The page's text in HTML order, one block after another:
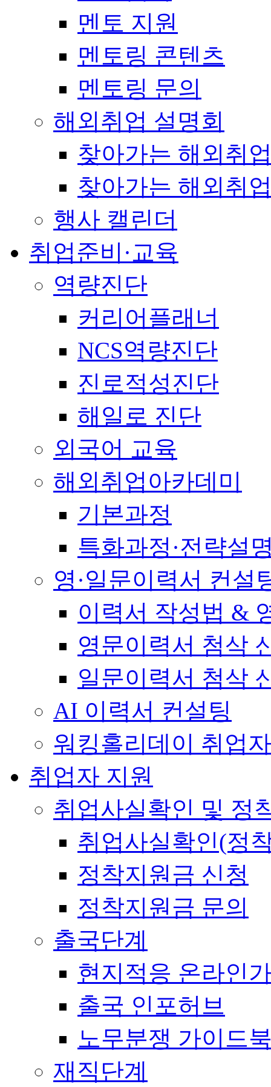
멘토 지원
멘토링 콘텐츠
멘토링 문의
해외취업 설명회
찾아가는 해외취
찾아가는 해외취
행사 캘린더
취업준비·교육
역량진단
커리어플래너
NCS역량진단
진로적성진단
해일로 진단
외국어 교육
해외취업아카데미
기본과정
특화과정·전략설
영·일문이력서 컨설
이력서 작성법 &
영문이력서 첨삭
일문이력서 첨삭
AI 이력서 컨설팅
워킹홀리데이 취업
취업자 지원
취업사실확인 및 정
취업사실확인(정
정착지원금 신청
정착지원금 문의
출국단계
현지적응 온라인
출국 인포허브
노무분쟁 가이드
재직단계